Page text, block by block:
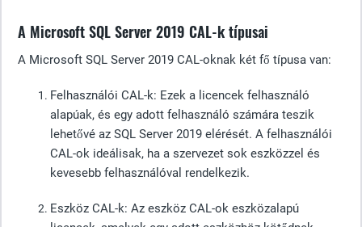
A Microsoft SQL Server 2019 CAL-k típusai
A Microsoft SQL Server 2019 CAL-oknak két fő típusa van:
Felhasználói CAL-k: Ezek a licencek felhasználó
alapúak, és egy adott felhasználó számára teszik
lehetővé az SQL Server 2019 elérését. A felhasználói
CAL-ok ideálisak, ha a szervezet sok eszközzel és
kevesebb felhasználóval rendelkezik.
Eszköz CAL-k: Az eszköz CAL-ok eszközalapú